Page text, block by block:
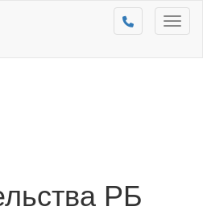
РБ